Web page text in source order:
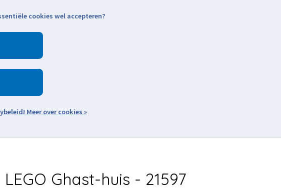
Zoeken
LEGO Ghast-huis - 21597
cookies wel accepteren?
Meer over cookies »